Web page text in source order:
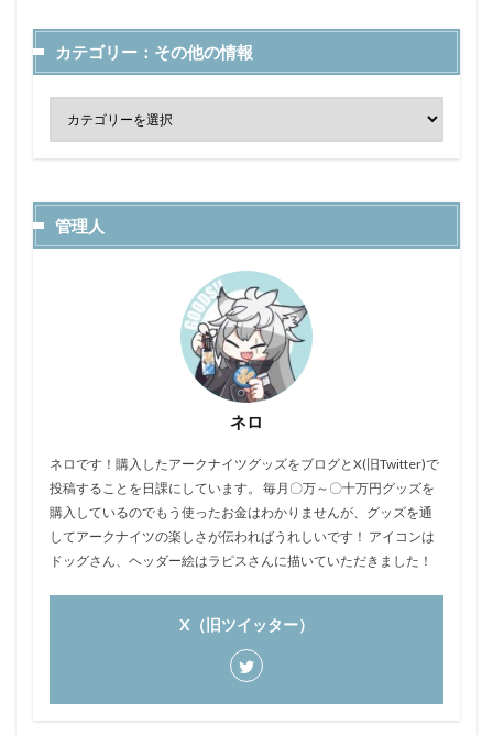
カテゴリー：その他の情報
管理人
ネロ
ネロです！購入したアークナイツグッズをブログとX(旧Twitter)で
投稿することを日課にしています。 毎月〇万～〇十万円グッズを
購入しているのでもう使ったお金はわかりませんが、グッズを通
してアークナイツの楽しさが伝わればうれしいです！ アイコンは
ドッグさん、ヘッダー絵はラピスさんに描いていただきました！
X（旧ツイッター）